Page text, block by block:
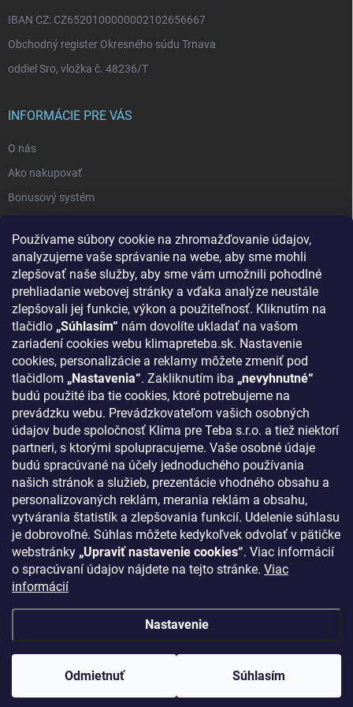
Používame súbory cookie na zhromažďovanie údajov,
analyzujeme vaše správanie na webe, aby sme mohli
zlepšovať naše služby, aby sme vám umožnili pohodlné
prehliadanie webovej stránky a vďaka analýze neustále
zlepšovali jej funkcie, výkon a použiteľnosť. Kliknutím na
tlačidlo „Súhlasím“ nám dovolíte ukladať na vašom
zariadení cookies webu klimapreteba.sk. Nastavenie
cookies, personalizácie a reklamy môžete zmeniť pod
tlačidlom „Nastavenia“. Zakliknutím iba „nevyhnutné“
budú použité iba tie cookies, ktoré potrebujeme na
prevádzku webu. Prevádzkovateľom vašich osobných
údajov bude spoločnosť Klíma pre Teba s.r.o. a tiež niektorí
partneri, s ktorými spolupracujeme. Vaše osobné údaje
budú spracúvané na účely jednoduchého používania
našich stránok a služieb, prezentácie vhodného obsahu a
personalizovaných reklám, merania reklám a obsahu,
vytvárania štatistík a zlepšovania funkcií. Udelenie súhlasu
je dobrovoľné. Súhlas môžete kedykoľvek odvolať v pätičke
webstránky „Upraviť nastavenie cookies“. Viac informácií
o spracúvaní údajov nájdete na tejto stránke. Viac
informácií
Nastavenie
Odmietnuť Súhlasím
IBAN CZ: CZ6520100000002102656667
Obchodný register Okresného súdu Trnava
oddiel Sro, vložka č. 48236/T
INFORMÁCIE PRE VÁS
O nás
Ako nakupovať
Bonusový systém
Blog - najnovšie články
Obchodné podmienky
Podmienky ochrany osobných údajov
Odstúpenie od zmluvy
Kontakty
KONTAKT
klima@klimapreteba.sk
0907 044 080
https://www.facebook.com/klimapreteba.sk
klimapreteba
https://www.youtube.com/@klimapreteba
nastavenie cookies